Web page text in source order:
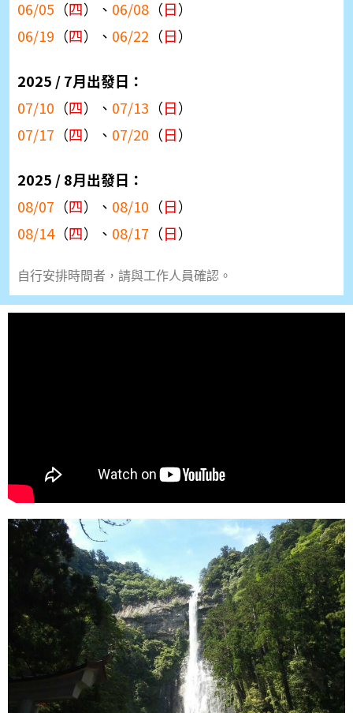
06/05 （四）、 06/08 （日）
06/19 （四）、 06/22 （日）
2025 / 7月出發日：
07/10 （四）、 07/13 （日）
07/17 （四）、 07/20 （日）
2025 / 8月出發日：
08/07 （四）、 08/10 （日）
08/14（四）、 08/17 （日）
自行安排時間者，請與工作人員確認。